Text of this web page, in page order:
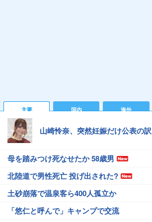
主要 国内 海外
山崎怜奈、突然妊娠だけ公表の訳
母を踏みつけ死なせたか 58歳男
北陸道で男性死亡 投げ出された?
土砂崩落で温泉客ら400人孤立か
「悠仁と呼んで」キャンプで交流